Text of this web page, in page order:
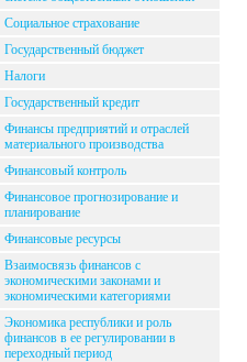
Социальное страхование
Государственный бюджет
Налоги
Государственный кредит
Финансы предприятий и отраслей
материального производства
Финансовый контроль
Финансовое прогнозирование и
планирование
Финансовые ресурсы
Взаимосвязь финансов с
экономическими законами и
экономическими категориями
Экономика республики и роль
финансов в ее регулировании в
переходный период